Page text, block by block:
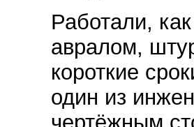
Работали,
авралом,
короткие
один из